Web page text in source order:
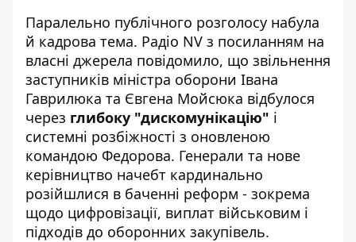
Паралельно публічного розголосу набула
й кадрова тема. Радіо NV з посиланням на
власні джерела повідомило, що звільнення
заступників міністра оборони Івана
Гаврилюка та Євгена Мойсюка відбулося
через глибоку "дискомунікацію" і
системні розбіжності з оновленою
командою Федорова. Генерали та нове
керівництво начебт кардинально
розійшлися в баченні реформ - зокрема
щодо цифровізації, виплат військовим і
підходів до оборонних закупівель.